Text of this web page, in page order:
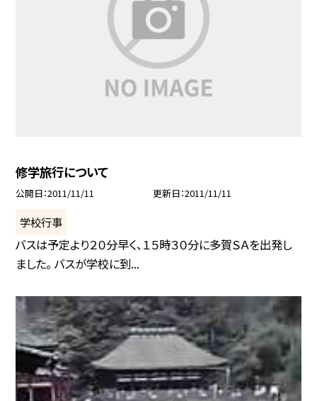
修学旅行について
公開日 2011/11/11 更新日 2011/11/11
学校行事
バスは予定より２０分早く、１５時３０分に多賀ＳＡを出発し
ました。 バスが学校に到...